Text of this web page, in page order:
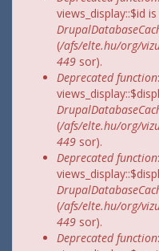
views_display::$id
(/afs/elte.hu/org/
449 sor).
Deprecated function
(/afs/elte.hu/org/
449 sor).
Deprecated function
(/afs/elte.hu/org/
449 sor).
Deprecated function